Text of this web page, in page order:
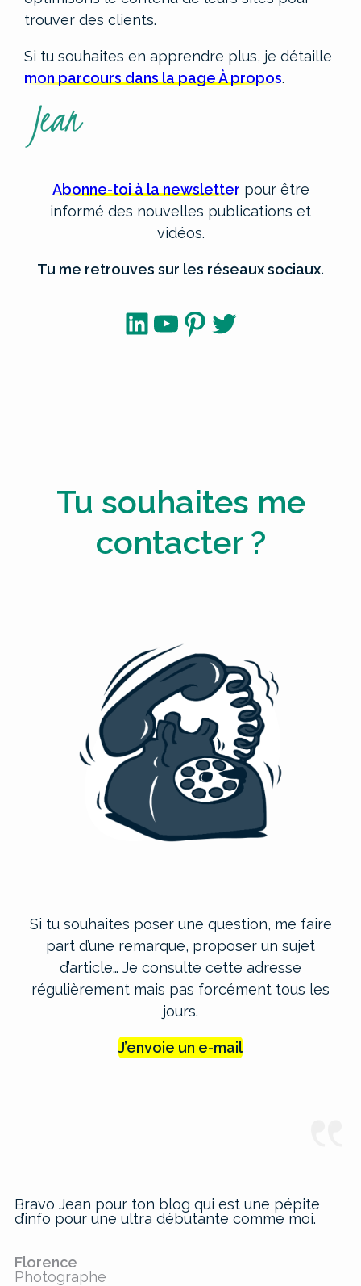
trouver des clients.
Si tu souhaites en apprendre plus, je détaille
mon parcours dans la page À propos.
Abonne-toi à la newsletter pour être
informé des nouvelles publications et
vidéos.
Tu me retrouves sur les réseaux sociaux.
LinkedIn
YouTube
Pinterest
Twitter
Tu souhaites me
contacter ?
Si tu souhaites poser une question, me faire
part d’une remarque, proposer un sujet
d’article… Je consulte cette adresse
régulièrement mais pas forcément tous les
jours.
J’envoie un e-mail
Bravo Jean pour ton blog qui est une pépite
d’info pour une ultra débutante comme moi.
Florence
Photographe